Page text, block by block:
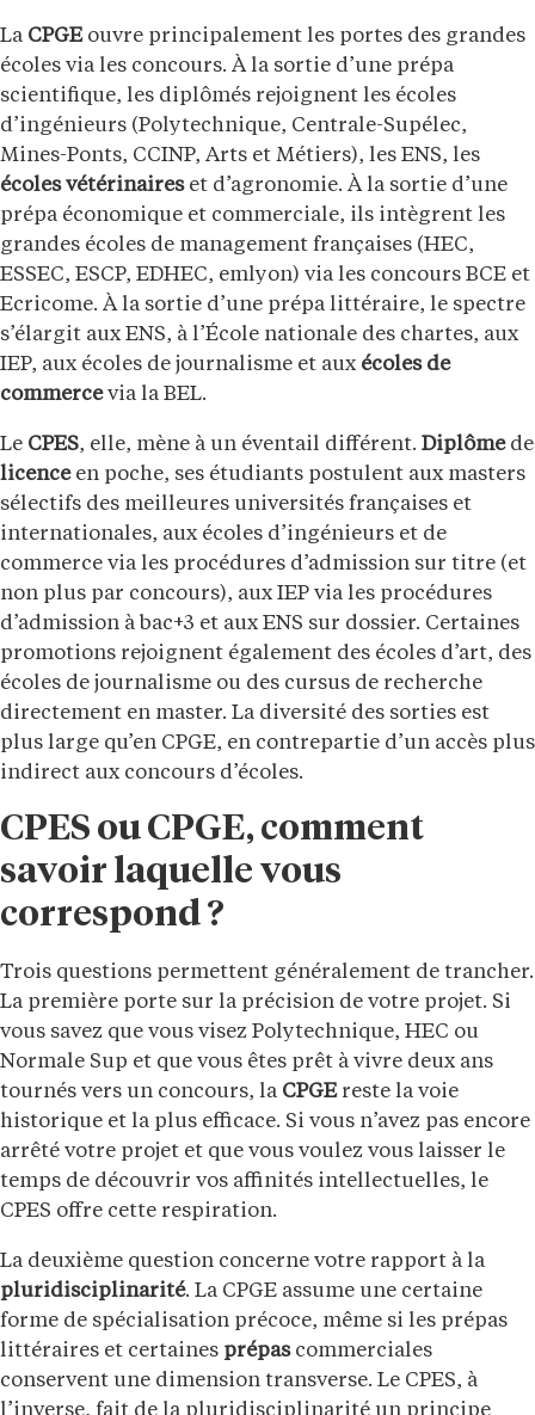
La CPGEouvre principalement les portes des grandes
écoles via les concours. À la sortie d’une prépa
scientifique, les diplômés rejoignent les écoles
d’ingénieurs (Polytechnique, Centrale-Supélec,
Mines-Ponts, CCINP, Arts et Métiers), les ENS, les
écoles vétérinaireset d’agronomie. À la sortie d’une
prépa économique et commerciale, ils intègrent les
grandes écoles de management françaises (HEC,
ESSEC, ESCP, EDHEC, emlyon) via les concours BCE et
Ecricome. À la sortie d’une prépa littéraire, le spectre
s’élargit aux ENS, à l’École nationale des chartes, aux
IEP, aux écoles de journalisme et aux écoles de
commercevia la BEL.
Le CPES, elle, mène à un éventail différent. Diplômede
licenceen poche, ses étudiants postulent aux masters
sélectifs des meilleures universités françaises et
internationales, aux écoles d’ingénieurs et de
commerce via les procédures d’admission sur titre (et
non plus par concours), aux IEP via les procédures
d’admission à bac+3 et aux ENS sur dossier. Certaines
promotions rejoignent également des écoles d’art, des
écoles de journalisme ou des cursus de recherche
directement en master. La diversité des sorties est
plus large qu’en CPGE, en contrepartie d’un accès plus
indirect aux concours d’écoles.
CPES ou CPGE, comment
savoir laquelle vous
correspond ?
Trois questions permettent généralement de trancher.
La première porte sur la précision de votre projet. Si
vous savez que vous visez Polytechnique, HEC ou
Normale Sup et que vous êtes prêt à vivre deux ans
tournés vers un concours, la CPGEreste la voie
historique et la plus efficace. Si vous n’avez pas encore
arrêté votre projet et que vous voulez vous laisser le
temps de découvrir vos affinités intellectuelles, le
CPES offre cette respiration.
La deuxième question concerne votre rapport à la
pluridisciplinarité. La CPGE assume une certaine
forme de spécialisation précoce, même si les prépas
littéraires et certaines prépascommerciales
conservent une dimension transverse. Le CPES, à